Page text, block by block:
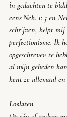
in gedachten te
eens Neh. 1: 5 en
schrijven, helpt mij
perfectionisme. Ik
opgeschreven te
al mijn gebeden
kent ze allemaal
Loslaten